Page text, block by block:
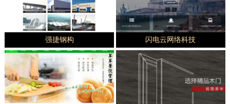
强捷钢构 闪电云网络科技